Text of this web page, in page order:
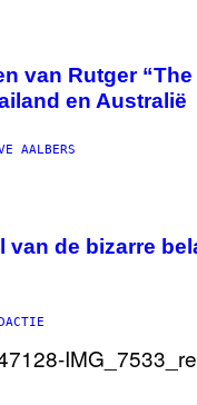
van Rutger “The
en Australië
AALBERS
van de bizarre